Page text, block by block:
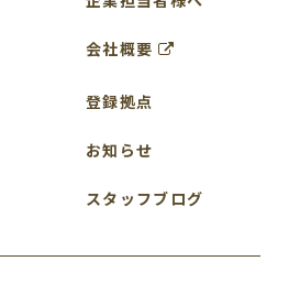
会社概要
登録拠点
お知らせ
スタッフブログ